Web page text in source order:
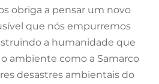
obriga a pensar um novo
que nós empurremos
a humanidade que
ambiente como a Samarco
desastres ambientais do